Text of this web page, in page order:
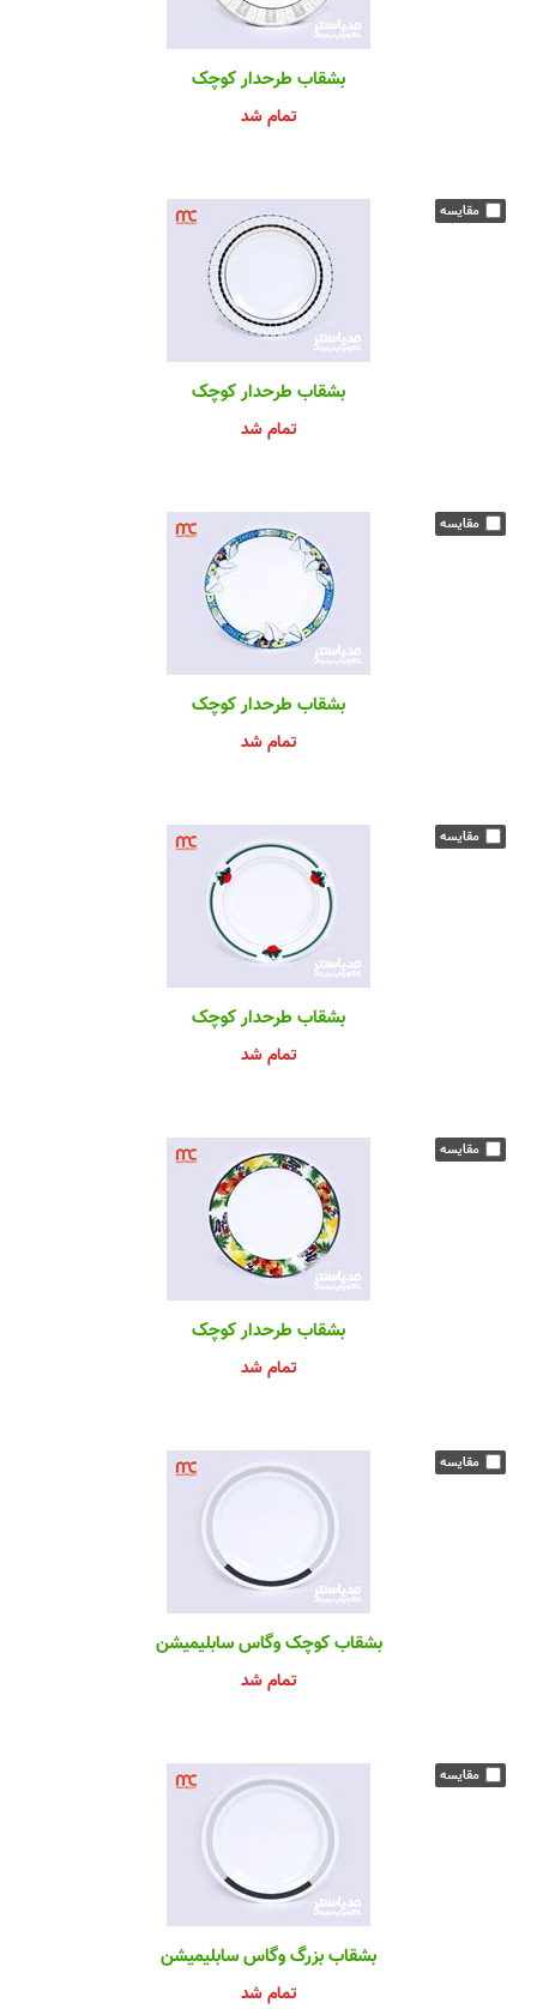
بشقاب طرحدار کوچک
تمام شد
بشقاب طرحدار کوچک
تمام شد
بشقاب طرحدار کوچک
تمام شد
بشقاب طرحدار کوچک
تمام شد
بشقاب طرحدار کوچک
تمام شد
بشقاب کوچک وگاس سابلیمیشن
تمام شد
بشقاب بزرگ وگاس سابلیمیشن
تمام شد